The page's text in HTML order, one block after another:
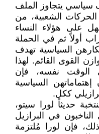
سياسي يتجاوز الملف
الشعبية، من
على هؤلاء النساء
أولاً ثم في الحملة
السياسية تهدف
القوى القائم. لهذا
الوقت نفسه، فإن
إهتماماتهن السياسية
ككل.
حديثاً لورا سيتو،
في البرازيل
فإن لورا مُلتزمة